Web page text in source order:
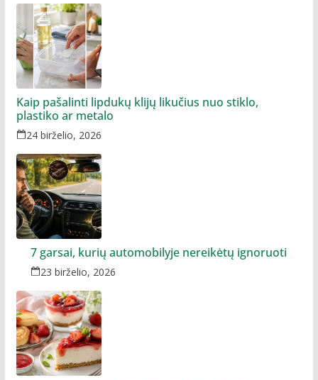
Kaip pašalinti lipdukų klijų likučius nuo stiklo,
plastiko ar metalo
24 birželio, 2026
7 garsai, kurių automobilyje nereikėtų ignoruoti
23 birželio, 2026